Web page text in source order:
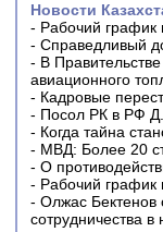
Новости
- Рабочий график
- Справедливый
- В
авиационного
- Кадровые
- Посол РК в РФ
- Когда тайна
- МВД: Более 20
- О
- Рабочий график
- Олжас
сотрудничества в